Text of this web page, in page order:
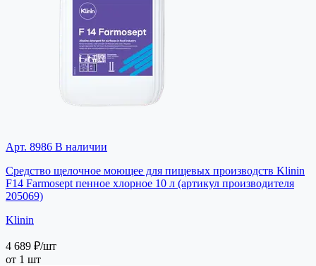
Арт. 8986 В наличии
Средство щелочное моющее для пищевых производств Klinin
F14 Farmosept пенное хлорное 10 л (артикул производителя
205069)
Klinin
4 689 ₽/шт
от 1 шт